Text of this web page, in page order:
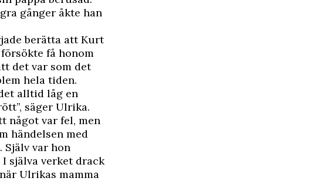
gånger åkte han
berätta att Kurt
få honom
det var som det
hela tiden.
alltid låg en
säger Ulrika.
något var fel, men
händelsen med
var hon
själva verket drack
Ulrikas mamma